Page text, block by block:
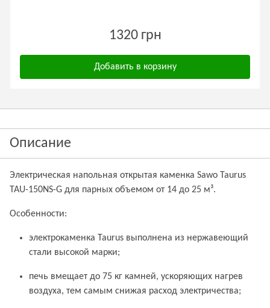
1320 грн
Добавить в корзину
Описание
Электрическая напольная открытая каменка Sawo Taurus
TAU-150NS-G для парных объемом от 14 до 25 м³.
Особенности:
электрокаменка Taurus выполнена из нержавеющий
стали высокой марки;
печь вмещает до 75 кг камней, ускоряющих нагрев
воздуха, тем самым снижая расход электричества;